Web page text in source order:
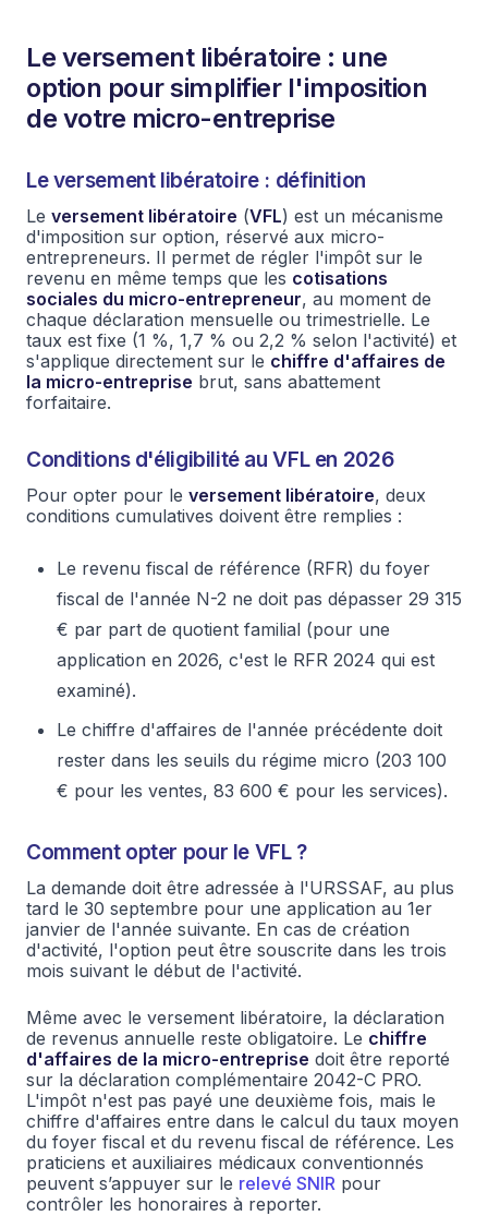
Le versement libératoire : une
option pour simplifier l'imposition
de votre micro-entreprise
Le versement libératoire : définition
Le versement libératoire (VFL) est un mécanisme
d'imposition sur option, réservé aux micro-
entrepreneurs. Il permet de régler l'impôt sur le
revenu en même temps que les cotisations
sociales du micro-entrepreneur, au moment de
chaque déclaration mensuelle ou trimestrielle. Le
taux est fixe (1 %, 1,7 % ou 2,2 % selon l'activité) et
s'applique directement sur le chiffre d'affaires de
la micro-entreprise brut, sans abattement
forfaitaire.
Conditions d'éligibilité au VFL en 2026
Pour opter pour le versement libératoire, deux
conditions cumulatives doivent être remplies :
Le revenu fiscal de référence (RFR) du foyer
fiscal de l'année N-2 ne doit pas dépasser 29 315
€ par part de quotient familial (pour une
application en 2026, c'est le RFR 2024 qui est
examiné).
Le chiffre d'affaires de l'année précédente doit
rester dans les seuils du régime micro (203 100
€ pour les ventes, 83 600 € pour les services).
Comment opter pour le VFL ?
La demande doit être adressée à l'URSSAF, au plus
tard le 30 septembre pour une application au 1er
janvier de l'année suivante. En cas de création
d'activité, l'option peut être souscrite dans les trois
mois suivant le début de l'activité.
Même avec le versement libératoire, la déclaration
de revenus annuelle reste obligatoire. Le chiffre
d'affaires de la micro-entreprise doit être reporté
sur la déclaration complémentaire 2042-C PRO.
L'impôt n'est pas payé une deuxième fois, mais le
chiffre d'affaires entre dans le calcul du taux moyen
du foyer fiscal et du revenu fiscal de référence. Les
praticiens et auxiliaires médicaux conventionnés
peuvent s’appuyer sur le relevé SNIR pour
contrôler les honoraires à reporter.